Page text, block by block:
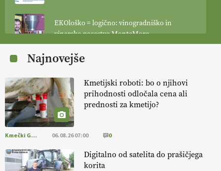
EKOloško = logično: vinogradniško in
vinarsko posestvo MonteMoro
EKOloško = logično: ekološka kmetija
EKOloško = logično: ekološka kmetija
HOMAR
EKOloško = logično: VLOG Ekološko
kmetijstvo brez škropljenja?
Najnovejše
Kmetijski roboti: bo o njihovi
prihodnosti odločala cena ali
prednosti za kmetijo?
Kmečki Glas 06.08.26 07:00 0
Digitalno od satelita do prašičjega
korita